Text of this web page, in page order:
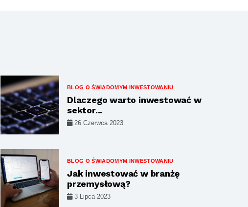
BLOG O ŚWIADOMYM INWESTOWANIU
Dlaczego warto inwestować w
sektor...
26 Czerwca 2023
BLOG O ŚWIADOMYM INWESTOWANIU
Jak inwestować w branżę
przemysłową?
3 Lipca 2023